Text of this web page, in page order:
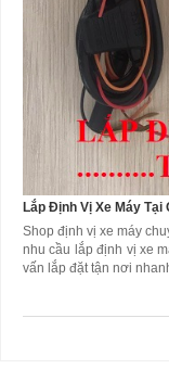
Lắp Định Vị Xe Máy Tại
Shop định vị xe máy
nhu cầu lắp định vị xe
vấn lắp đặt tận nơi